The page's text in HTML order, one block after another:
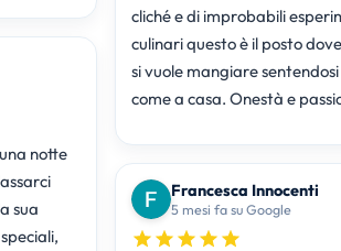
notte
sua
cliché e di improbabili
culinari questo è il posto
si vuole mangiare
come a casa. Onestà e
Francesca Innocenti
5 mesi fa su Google